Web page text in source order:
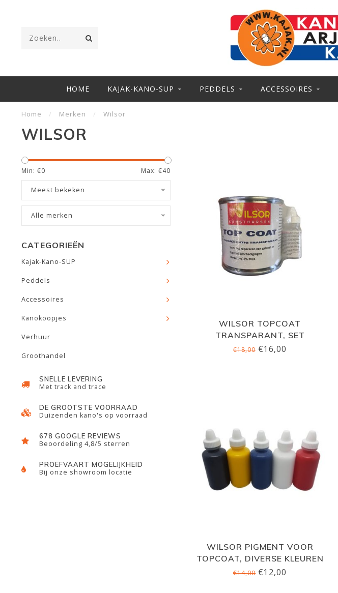
HOME KAJAK-KANO-SUP PEDDELS ACCESSOIRES
Home / Merken / Wilsor
WILSOR
Min: €0 Max: €40
Meest bekeken
Alle merken
CATEGORIEËN
Kajak-Kano-SUP
Peddels
Accessoires
Kanokoopjes
Verhuur
Groothandel
SNELLE LEVERING
Met track and trace
DE GROOTSTE VOORRAAD
Duizenden kano's op voorraad
678 GOOGLE REVIEWS
Beoordeling 4,8/5 sterren
PROEFVAART MOGELIJKHEID
Bij onze showroom locatie
WILSOR TOPCOAT
TRANSPARANT, SET
€18,00€16,00
WILSOR PIGMENT VOOR
TOPCOAT, DIVERSE KLEUREN
€14,00€12,00